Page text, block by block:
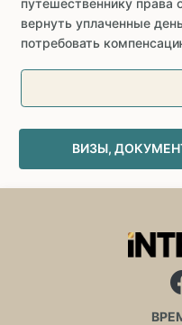
вернуть уплаченные
потребовать
ВИЗЫ,